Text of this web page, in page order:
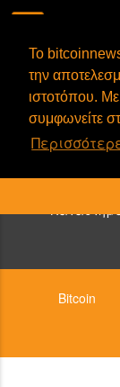
To
την
ιστοτόπου.
συμφωνείτε
Bitcoin